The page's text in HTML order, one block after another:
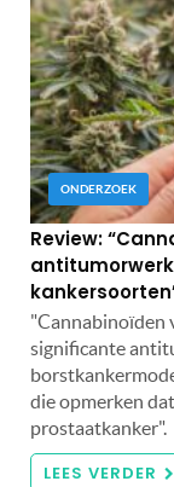
ONDERZOEK
Review:
"Cannabinoïden
significante
die opmerken
prostaatkanker".
LEES VERDER